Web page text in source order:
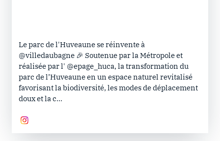
Le parc de l'Huveaune se réinvente à
@villedaubagne 🎉 Soutenue par la Métropole et
réalisée par l' @epage_huca, la transformation du
parc de l’Huveaune en un espace naturel revitalisé
favorisant la biodiversité, les modes de déplacement
doux et la c...